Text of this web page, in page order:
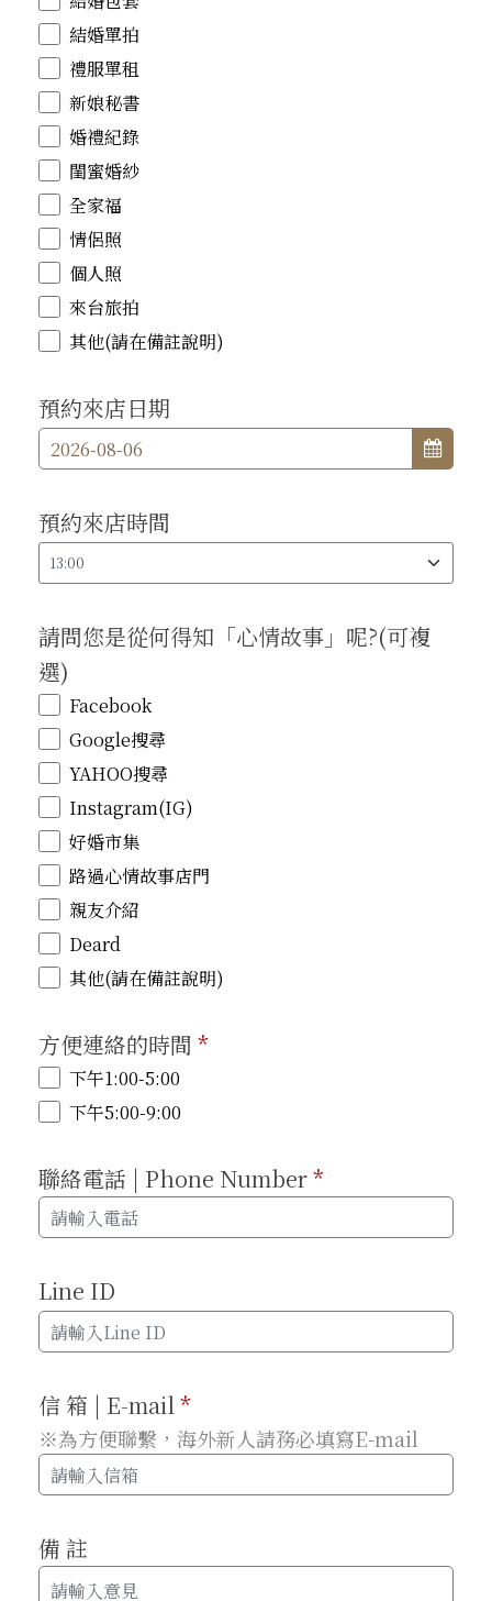
結婚單拍
禮服單租
新娘秘書
婚禮紀錄
閨蜜婚紗
全家福
情侶照
個人照
來台旅拍
其他(請在備註說明)
預約來店日期
預約來店時間
請問您是從何得知「心情故事」呢?(可複
選)
Facebook
Google搜尋
YAHOO搜尋
Instagram(IG)
好婚市集
路過心情故事店門
親友介紹
Deard
其他(請在備註說明)
方便連絡的時間 *
下午1:00-5:00
下午5:00-9:00
聯絡電話 | Phone Number*
Line ID
信 箱 | E-mail*
※為方便聯繫，海外新人請務必填寫E-mail
備 註